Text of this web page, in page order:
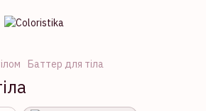
Баттер для тіла